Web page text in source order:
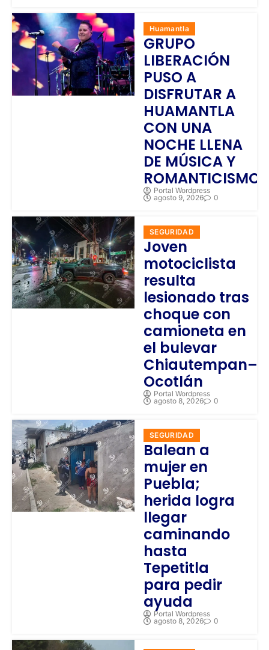
Huamantla
GRUPO
LIBERACIÓN
PUSO A
DISFRUTAR A
HUAMANTLA
CON UNA
NOCHE LLENA
DE MÚSICA Y
ROMANTICISMO
Portal Wordpress
agosto 9, 2026
0
SEGURIDAD
Joven
motociclista
resulta
lesionado tras
choque con
camioneta en
el bulevar
Chiautempan–
Ocotlán
Portal Wordpress
agosto 8, 2026
0
SEGURIDAD
Balean a
mujer en
Puebla;
herida logra
llegar
caminando
hasta
Tepetitla
para pedir
ayuda
Portal Wordpress
agosto 8, 2026
0